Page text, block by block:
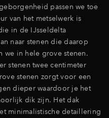
passen we toe
van het metselwerk is
in de IJsseldelta
naar stenen die daarop
we in hele grove stenen.
stenen twee centimeter
stenen zorgt voor een
dieper waardoor je het
dik zijn. Het dak
minimalistische detaillering